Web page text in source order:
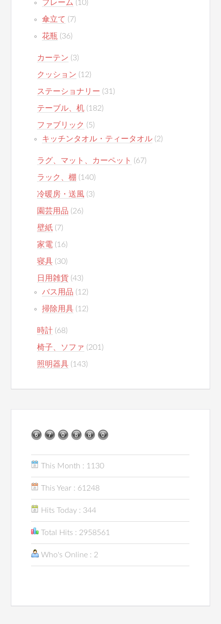
フレーム (10)
傘立て (7)
花瓶 (36)
カーテン (3)
クッション (12)
ステーショナリー (31)
テーブル、机 (182)
ファブリック (5)
キッチンタオル・ティータオル (2)
ラグ、マット、カーペット (67)
ラック、棚 (140)
冷暖房・送風 (3)
園芸用品 (26)
壁紙 (7)
家電 (16)
寝具 (30)
日用雑貨 (43)
バス用品 (12)
掃除用具 (12)
時計 (68)
椅子、ソファ (201)
照明器具 (143)
This Month : 1130
This Year : 61248
Hits Today : 344
Total Hits : 2958561
Who's Online : 2